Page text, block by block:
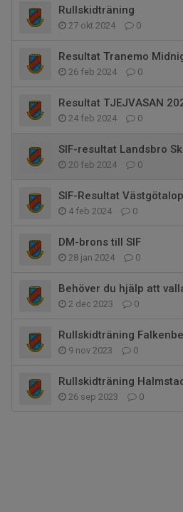
Rullskidträning
27 okt 2024 0
Resultat Tranemo
26 feb 2024 0
Resultat TJEJVASAN
24 feb 2024 0
SIF-resultat Landsbro
20 feb 2024 0
SIF-Resultat
4 feb 2024 0
DM-brons till SIF
28 jan 2024 0
Behöver du hjälp att
2 dec 2023 0
Rullskidträning
9 nov 2023 0
Rullskidträning
26 sep 2023 0